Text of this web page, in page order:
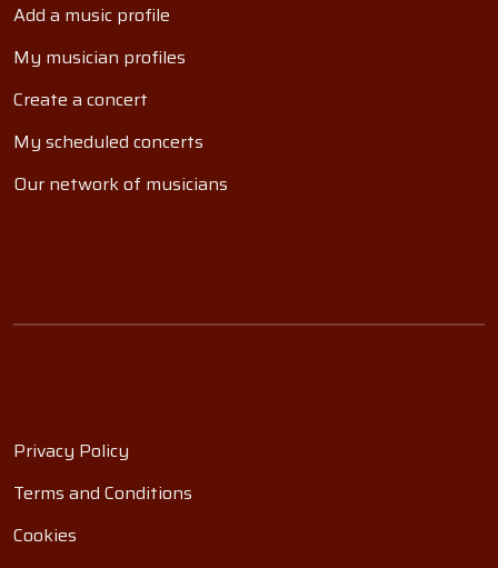
Add a music profile
My musician profiles
Create a concert
My scheduled concerts
Our network of musicians
Privacy Policy
Terms and Conditions
Cookies